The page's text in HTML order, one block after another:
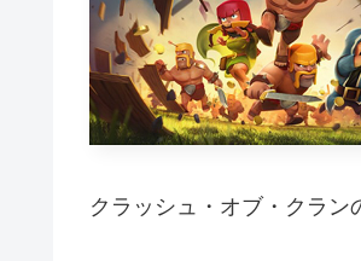
クラッシュ・オブ・クラン